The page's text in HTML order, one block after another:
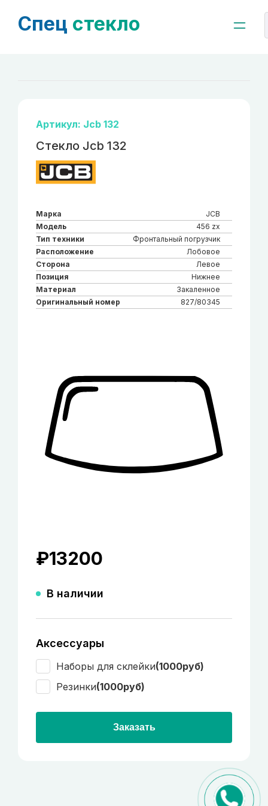
Спец стекло
Артикул: Jcb 132
Стекло Jcb 132
Марка
JCB
Модель
456 zx
Тип техники
Фронтальный погрузчик
Расположение
Лобовое
Сторона
Левое
Позиция
Нижнее
Материал
Закаленное
Оригинальный номер
827/80345
₽13200
В наличии
Аксессуары
Наборы для склейки(1000руб)
Резинки(1000руб)
Заказать